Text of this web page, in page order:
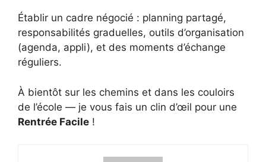
Établir un cadre négocié : planning partagé,
responsabilités graduelles, outils d’organisation
(agenda, appli), et des moments d’échange
réguliers.
À bientôt sur les chemins et dans les couloirs
de l’école — je vous fais un clin d’œil pour une
Rentrée Facile !